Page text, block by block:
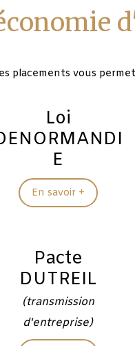
placements vous
Loi
E
En savoir +
Pacte
DUTREIL
(transmission
d'entreprise)